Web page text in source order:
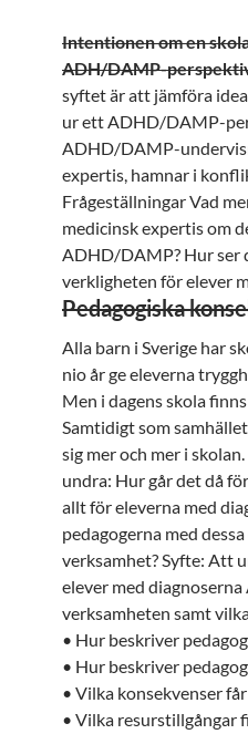
Intentionen om en
ADH/DAMP-
syftet är att jämföra
ur ett ADHD/DAMP-
ADHD/DAMP-
expertis, hamnar i
Frågeställningar Vad
medicinsk expertis om
ADHD/DAMP? Hur ser
verkligheten för elever
Pedagogiska
Alla barn i Sverige har
nio år ge eleverna
Men i dagens skola
Samtidigt som
sig mer och mer i
undra: Hur går det då
allt för eleverna med
pedagogerna med
verksamhet? Syfte: Att
elever med
verksamheten samt
• Hur beskriver
• Hur beskriver
• Vilka konsekvenser
• Vilka resurstillgångar